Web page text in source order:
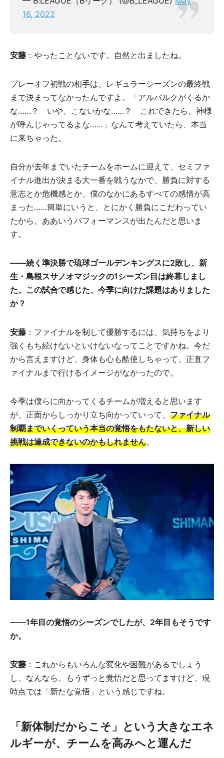
16, 2022
安藤 ：やったことないです。自然と出ましたね。
プレーオフ初戦の相手は、レギュラーシーズンの最終戦
まで決まってなかったんですよ。「アルバルクがくるか
な……？ いや、こないかな……？ これできたら、神様
が呼んじゃってるよな……」なんて考えていたら、本当
に来ちゃった。
自分が去年までいたチームをホームに迎えて、セミファ
イナル進出が決まる大一番を戦うなかで、勝負に対する
意志とか危機感とか、僕のなかにあるすべての感情が高
まった……簡単にいうと、とにかく勝負にこだわってい
たから、ああいうパフォーマンスが出たんだと思いま
す。
――続く準決勝で琉球ゴールデンキングスに2敗し、新
生・島根スサノオマジックの1シーズン目は終幕しまし
た。この試合で感じた、今季に向けた課題はありました
か？
安藤 ：ファイナルを制して優勝するには、気持ちをより
強くもち続けないといけないなってことですかね。今だ
から言えますけど、身体も心も酷使しちゃって、正直フ
ァイナルまで行けるイメージがなかったので。
今季は僕らに向かってくるチームが増えると思います
が、正面からしっかり立ち向かっていって、 ファイナル
制覇までいくっていう本当の覚悟をもたないと、新しい
挑戦は達成できないのかもしれません。
――1年目の覚悟のシーズンでしたが、2年目もそうです
か。
安藤 ：これからもいろんな変化や困難があるでしょう
し、なんなら、もうずっと覚悟だと思ってますけど、現
時点では「新たな覚悟」という感じですね。
「新体制だからこそ」という大きなエネ
ルギーが、チームを高みへと運んだ